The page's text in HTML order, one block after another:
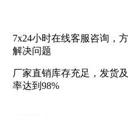
7x24小时在线客服咨询，
解决问题
厂家直销库存充足，发货
率达到98%